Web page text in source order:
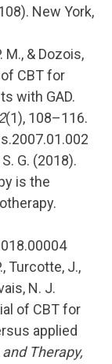
New York,
M., & Dozois,
CBT for
with GAD.
(1), 108–116.
G. (2018).
is the
Turcotte, J.,
N. J.
of CBT for
applied
Therapy,